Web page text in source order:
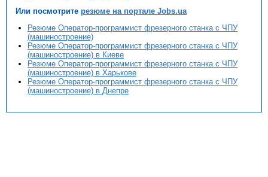
Или посмотрите резюме на портале Jobs.ua
Резюме Оператор-программист фрезерного станка с ЧПУ
(машиностроение)
Резюме Оператор-программист фрезерного станка с ЧПУ
(машиностроение) в Киеве
Резюме Оператор-программист фрезерного станка с ЧПУ
(машиностроение) в Харькове
Резюме Оператор-программист фрезерного станка с ЧПУ
(машиностроение) в Днепре